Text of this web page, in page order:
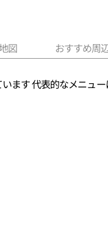
図 おすすめ周
ます 代表的なメニュ